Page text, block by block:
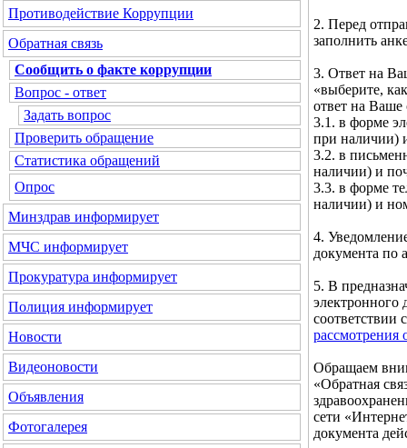
Противодействие Коррупции
Обратная связь
Сообщить о факте коррупции
Вопрос - ответ
Задать вопрос
Проверить обращение
Статистика обращений
Опрос
Минздрав информирует
МЧС информирует
Прокуратура информирует
Полиция информирует
Новости
Видеоновости
Объявления
Фотогалерея
2. Перед
заполнить
3. Ответ на
«выберите,
ответ на
3.1. в форме
при наличии)
3.2. в
наличии) и
3.3. в форме
наличии) и
4.
документа по
5. В
электронного
соответствии
Обращаем
«Обратная
сети
документа